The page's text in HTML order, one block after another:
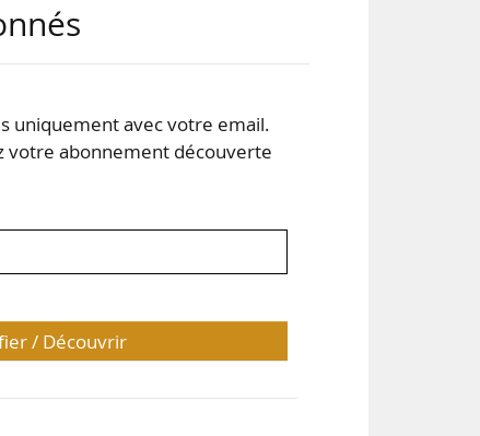
uniquement avec votre email.
votre abonnement découverte
/ Découvrir